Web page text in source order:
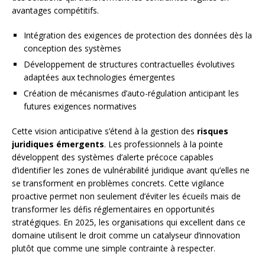
avantages compétitifs.
Intégration des exigences de protection des données dès la
conception des systèmes
Développement de structures contractuelles évolutives
adaptées aux technologies émergentes
Création de mécanismes d’auto-régulation anticipant les
futures exigences normatives
Cette vision anticipative s’étend à la gestion des risques
juridiques émergents. Les professionnels à la pointe
développent des systèmes d’alerte précoce capables
d’identifier les zones de vulnérabilité juridique avant qu’elles ne
se transforment en problèmes concrets. Cette vigilance
proactive permet non seulement d’éviter les écueils mais de
transformer les défis réglementaires en opportunités
stratégiques. En 2025, les organisations qui excellent dans ce
domaine utilisent le droit comme un catalyseur d’innovation
plutôt que comme une simple contrainte à respecter.